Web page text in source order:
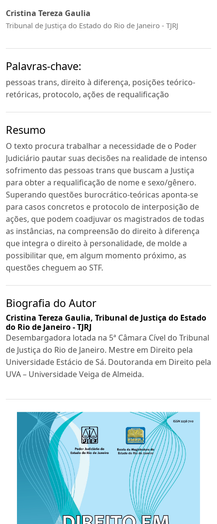
Cristina Tereza Gaulia
Tribunal de Justiça do Estado do Rio de Janeiro - TJRJ
Palavras-chave:
pessoas trans, direito à diferença, posições teórico-
retóricas, protocolo, ações de requalificação
Resumo
O texto procura trabalhar a necessidade de o Poder
Judiciário pautar suas decisões na realidade de intenso
sofrimento das pessoas trans que buscam a Justiça
para obter a requalificação de nome e sexo/gênero.
Superando questões burocrático-teóricas aponta-se
para casos concretos e protocolo de interposição de
ações, que podem coadjuvar os magistrados de todas
as instâncias, na compreensão do direito à diferença
que integra o direito à personalidade, de molde a
possibilitar que, em algum momento próximo, as
questões cheguem ao STF.
Biografia do Autor
Cristina Tereza Gaulia, Tribunal de Justiça do Estado
do Rio de Janeiro - TJRJ
Desembargadora lotada na 5ª Câmara Cível do Tribunal
de Justiça do Rio de Janeiro. Mestre em Direito pela
Universidade Estácio de Sá. Doutoranda em Direito pela
UVA – Universidade Veiga de Almeida.